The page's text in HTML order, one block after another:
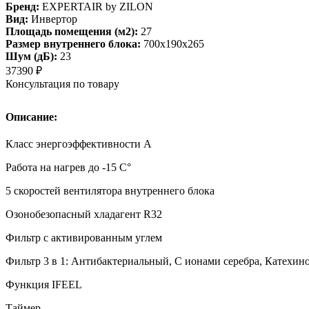
Бренд: EXPERTAIR by ZILON
Вид: Инвертор
Площадь помещения (м2): 27
Размер внутреннего блока: 700х190х265
Шум (дБ): 23
37390 ₽
Консультация по товару
Описание:
Класс энергоэффективности А
Работа на нагрев до -15 С°
5 скоростей вентилятора внутреннего блока
Озонобезопасный хладагент R32
Фильтр с активированным углем
Фильтр 3 в 1: Антибактериальный, С ионами серебра,
Функция IFEEL